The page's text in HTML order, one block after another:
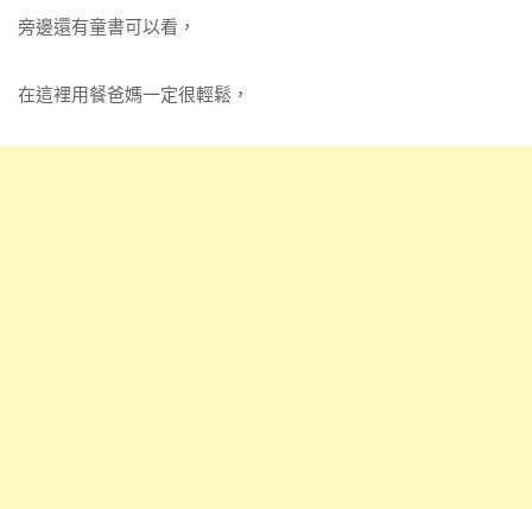
旁邊還有童書可以看，
在這裡用餐爸媽一定很輕鬆，